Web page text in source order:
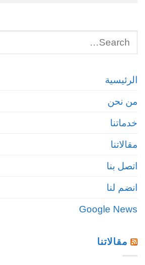
الرئيسية
من نحن
خدماتنا
مقالاتنا
اتصل بنا
انضم لنا
Google News
مقالاتنا